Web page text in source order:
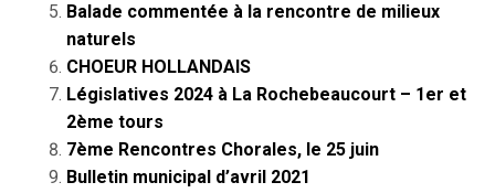
Balade commentée à la rencontre de milieux
naturels
CHOEUR HOLLANDAIS
Législatives 2024 à La Rochebeaucourt – 1er et
2ème tours
7ème Rencontres Chorales, le 25 juin
Bulletin municipal d’avril 2021